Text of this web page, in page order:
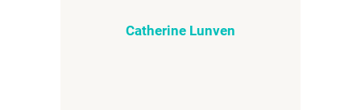
Catherine Lunven